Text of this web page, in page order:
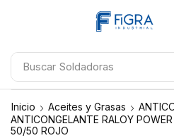
Buscar Soldadoras
Inicio Aceites y Grasas
ANTICONGELANTE RALOY
50/50 ROJO